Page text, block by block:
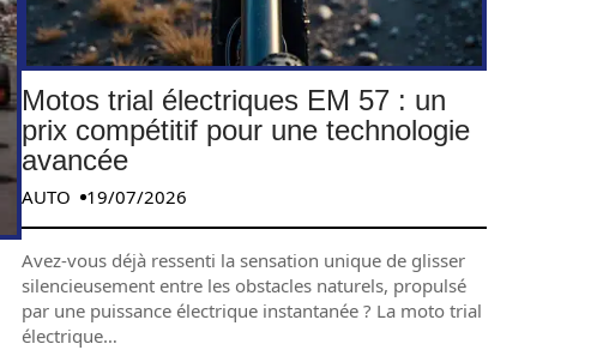
Motos trial électriques EM 57 : un
prix compétitif pour une technologie
avancée
AUTO 19/07/2026
Avez-vous déjà ressenti la sensation unique de glisser
silencieusement entre les obstacles naturels, propulsé
par une puissance électrique instantanée ? La moto trial
électrique…